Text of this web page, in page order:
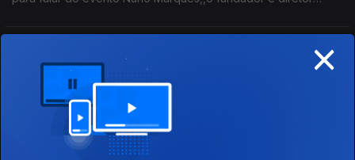
30 jul. 2026
Ana Ferro, Ceo & Founder para nos falar da1ª edição do Wine
Sunset by the Sea, pelo Vinhos a Descobrir, que decorrerá no
dia 1 de agosto na Figueira da Foz.
×